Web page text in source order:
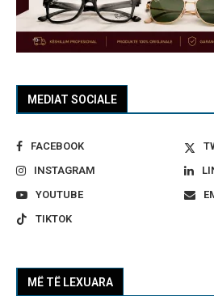
MEDIAT SOCIALE
FACEBOOK
INSTAGRAM
YOUTUBE
TIKTOK
MË TË LEXUARA